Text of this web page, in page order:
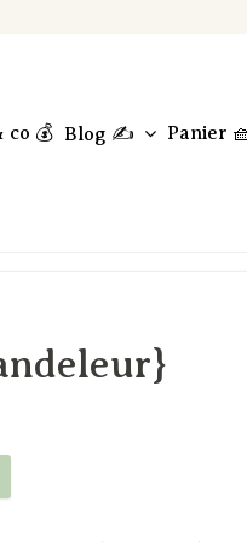
co 💰 Blog ✍️ Panier